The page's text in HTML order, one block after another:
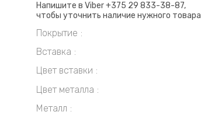
Напишите в Viber +375 29 833-38-87,
чтобы уточнить наличие нужного товара
Покрытие
Вставка
Цвет вставки
Цвет металла
Металл